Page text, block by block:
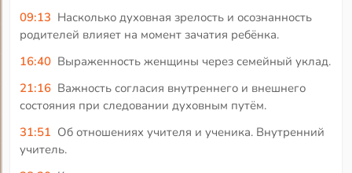
09:13 Насколько духовная зрелость и осознанность
родителей влияет на момент зачатия ребёнка.
16:40 Выраженность женщины через семейный уклад.
21:16 Важность согласия внутреннего и внешнего
состояния при следовании духовным путём.
31:51 Об отношениях учителя и ученика. Внутренний
учитель.